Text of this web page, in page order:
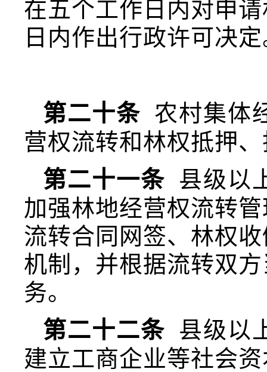
在五个工作日内对申
日内作出行政许可决
第二十条 农村集体
营权流转和林权抵押
第二十一条
县级以
加强林地经营权流转
流转合同网签、林权
机制，并根据流转双
务。
第二十二条
县级以
建立工商企业等社会